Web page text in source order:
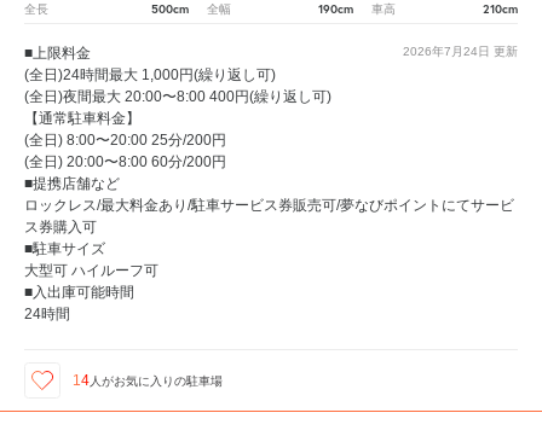
全長 500cm 全幅 190cm 車高 210cm
2026年7月24日 更新
■上限料金
(全日)24時間最大 1,000円(繰り返し可)
(全日)夜間最大 20:00〜8:00 400円(繰り返し可)
【通常駐車料金】
(全日) 8:00〜20:00 25分/200円
(全日) 20:00〜8:00 60分/200円
■提携店舗など
ロックレス/最大料金あり/駐車サービス券販売可/夢なびポイントにてサービ
ス券購入可
■駐車サイズ
大型可 ハイルーフ可
■入出庫可能時間
24時間
14人がお気に入りの駐車場